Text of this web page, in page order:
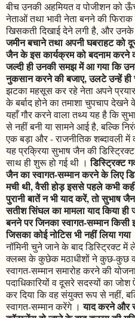
बीच उनकी अहमियत व पोजीशन को
नेताओं तथा भावी नेता बनने की
खिसकती दिखाई देने लगी है, और उनके
जमीन बचाने तथा अपनी घबराहट
जैन के इस कार्यक्रम को बदनाम करने
जल्दी ही उनकी समझ में आ गया कि
नुकसान करने की बजाए, उलटे उन्हें ही
झटका महसूस कर रहे नेता अपने
के बर्बाद होने का तमाशा चुपचाप
यहाँ गौर करने वाला तथ्य यह है कि
से नहीं बनी या सामने आई है, बल्कि
एक बड़ा और - राजनीतिक शब्दावली
यह प्रक्रिया सुभाष जैन की
साथ ही शुरू हो गई थी ।डिस्ट्रिक्ट
जैन का स्वागत-सम्मान करने के लिए
मची थी, वैसी होड़ इससे पहले कभी
पुरानी बातें न भी याद करें, तो सुभाष
सतीश सिंघल का मामला याद किया ही
बनने पर जिनका स्वागत-सम्मान
जिसका कोई नोटिस भी नहीं लिया गया
नॉमिनी चुने जाने के बाद डिस्ट्रिक्ट
क्लब्स के कुछेक मठाधीशों ने कुछ-कुछ
स्वागत-सम्मान समारोह करने की
पदाधिकारियों व दूसरे सदस्यों का जोश
कर दिया कि वह संयुक्त रूप से नहीं,
स्वागत-सम्मान करेंगे ।याद करने और